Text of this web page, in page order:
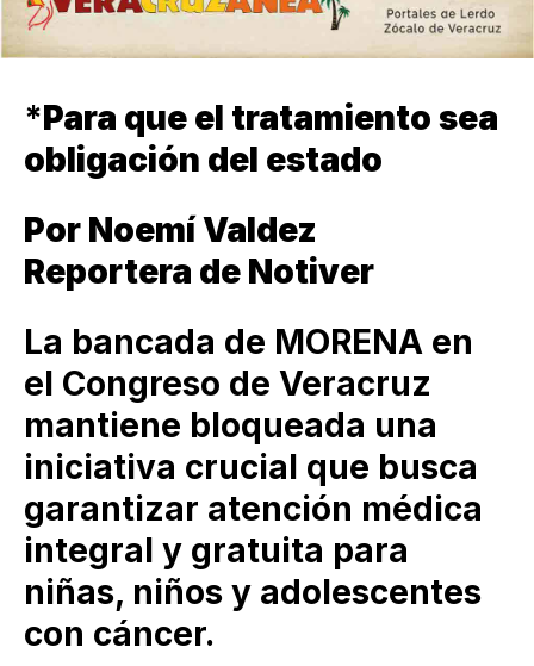
*Para que el tratamiento sea
obligación del estado
Por Noemí Valdez
Reportera de Notiver
La bancada de MORENA en
el Congreso de Veracruz
mantiene bloqueada una
iniciativa crucial que busca
garantizar atención médica
integral y gratuita para
niñas, niños y adolescentes
con cáncer.